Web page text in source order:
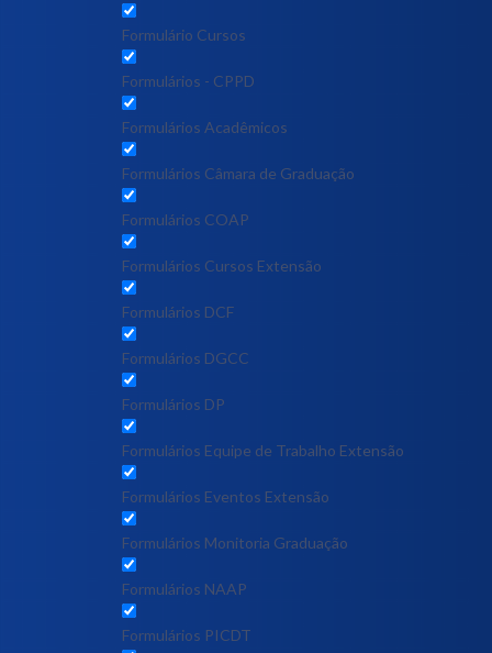
Formulário Cursos
Formulários - CPPD
Formulários Acadêmicos
Formulários Câmara de Graduação
Formulários COAP
Formulários Cursos Extensão
Formulários DCF
Formulários DGCC
Formulários DP
Formulários Equipe de Trabalho Extensão
Formulários Eventos Extensão
Formulários Monitoria Graduação
Formulários NAAP
Formulários PICDT